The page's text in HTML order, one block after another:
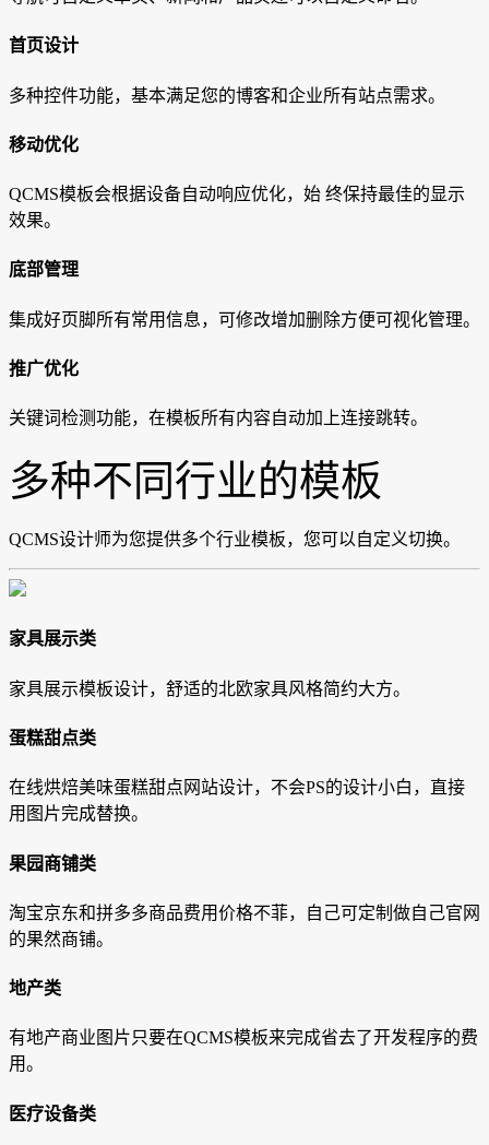
首页设计
多种控件功能，基本满足您的博客和企业所有站点需求。
移动优化
QCMS模板会根据设备自动响应优化，始 终保持最佳的显示
效果。
底部管理
集成好页脚所有常用信息，可修改增加删除方便可视化管理。
推广优化
关键词检测功能，在模板所有内容自动加上连接跳转。
多种不同行业的模板
QCMS设计师为您提供多个行业模板，您可以自定义切换。
家具展示类
家具展示模板设计，舒适的北欧家具风格简约大方。
蛋糕甜点类
在线烘焙美味蛋糕甜点网站设计，不会PS的设计小白，直接
用图片完成替换。
果园商铺类
淘宝京东和拼多多商品费用价格不菲，自己可定制做自己官网
的果然商铺。
地产类
有地产商业图片只要在QCMS模板来完成省去了开发程序的费
用。
医疗设备类